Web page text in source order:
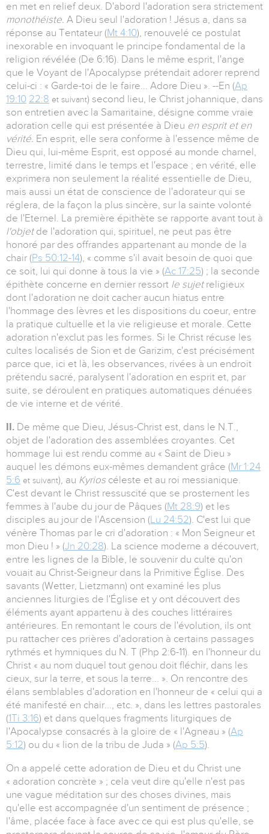
en met en relief deux. D'abord l'adoration sera strictement
monothéiste. A Dieu seul l'adoration ! Jésus a, dans sa
réponse au Tentateur (Mt 4:10), renouvelé ce postulat
inexorable en invoquant le principe fondamental de la
religion révélée (De 6:16). Dans le même esprit, l'ange
que le Voyant de l'Apocalypse prétendait adorer reprend
celui-ci : « Garde-toi de le faire... Adore Dieu ». --En (Ap
19:10 22:8 et suivant) second lieu, le Christ johannique, dans
son entretien avec la Samaritaine, désigne comme vraie
adoration celle qui est présentée à Dieu en esprit et en
vérité. En esprit, elle sera conforme à l'essence même de
Dieu qui, lui-même Esprit, est opposé au monde charnel,
terrestre, limité dans le temps et l'espace ; en vérité, elle
exprimera non seulement la réalité essentielle de Dieu,
mais aussi un état de conscience de l'adorateur qui se
réglera, de la façon la plus sincère, sur la sainte volonté
de l'Eternel. La première épithète se rapporte avant tout à
l'objetde l'adoration qui, spirituel, ne peut pas être
honoré par des offrandes appartenant au monde de la
chair (Ps 50:12-14), « comme s'il avait besoin de quoi que
ce soit, lui qui donne à tous la vie » (Ac 17:25) ; la seconde
épithète concerne en dernier ressort le sujet religieux
dont l'adoration ne doit cacher aucun hiatus entre
l'hommage des lèvres et les dispositions du coeur, entre
la pratique cultuelle et la vie religieuse et morale. Cette
adoration n'exclut pas les formes. Si le Christ récuse les
cultes localisés de Sion et de Garizim, c'est précisément
parce que, ici et là, les observances, rivées à un endroit
prétendu sacré, paralysent l'adoration en esprit et, par
suite, se déroulent en pratiques automatiques dénuées
de vie interne et de vérité.
II. De même que Dieu, Jésus-Christ est, dans le N.T.,
objet de l'adoration des assemblées croyantes. Cet
hommage lui est rendu comme au « Saint de Dieu »
auquel les démons eux-mêmes demandent grâce (Mr 1:24
5:6 et suivant), au Kyrios céleste et au roi messianique.
C'est devant le Christ ressuscité que se prosternent les
femmes à l'aube du jour de Pâques (Mt 28:9) et les
disciples au jour de l'Ascension (Lu 24:52). C'est lui que
vénère Thomas par le cri d'adoration : « Mon Seigneur et
mon Dieu ! » (Jn 20:28). La science moderne a découvert,
entre les lignes de la Bible, le souvenir du culte qu'on
vouait au Christ-Seigneur dans la Primitive Église. Des
savants (Wetter, Lietzmann) ont examiné les plus
anciennes liturgies de l'Église et y ont découvert des
éléments ayant appartenu à des couches littéraires
antérieures. En remontant le cours de l'évolution, ils ont
pu rattacher ces prières d'adoration à certains passages
rythmés et hymniques du N. T (Php 2:6-11). en l'honneur du
Christ « au nom duquel tout genou doit fléchir, dans les
cieux, sur la terre, et sous la terre... ». On rencontre des
élans semblables d'adoration en l'honneur de « celui qui a
été manifesté en chair..., etc. », dans les lettres pastorales
(1Ti 3:16) et dans quelques fragments liturgiques de
l'Apocalypse consacrés à la gloire de « l'Agneau » (Ap
5:12) ou du « lion de la tribu de Juda » (Ap 5:5).
On a appelé cette adoration de Dieu et du Christ une
« adoration concrète » ; cela veut dire qu'elle n'est pas
une vague méditation sur des choses divines, mais
qu'elle est accompagnée d'un sentiment de présence ;
l'âme, placée face à face avec ce qui est plus qu'elle, se